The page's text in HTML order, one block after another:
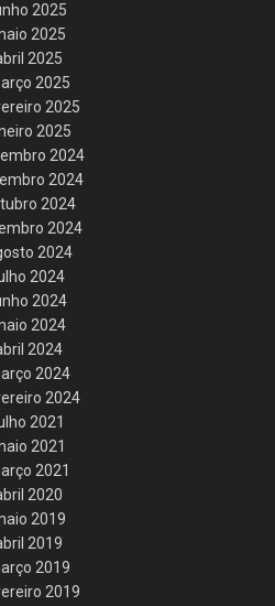
2025
2025
2025
2025
2025
2025
2024
2024
2024
2024
2024
2024
2024
2024
2024
2024
2024
2021
2021
2021
2020
2019
2019
2019
2019